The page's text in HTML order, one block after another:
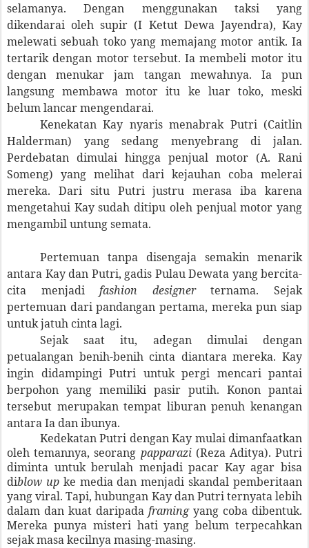
selamanya.Dengan menggunakan taksi yang
dikendarai oleh supir (I Ketut Dewa Jayendra), Kay
melewati sebuah toko yang memajang motor antik. Ia
tertarik dengan motor tersebut. Ia membeli motor itu
dengan menukar jam tangan mewahnya. Ia pun
langsung membawa motor itu ke luar toko, meski
belum lancar mengendarai.
Kenekatan Kay nyaris menabrak Putri (Caitlin
Halderman) yang sedang menyebrang di jalan.
Perdebatan dimulai hingga penjual motor (A. Rani
Someng) yang melihat dari kejauhan coba melerai
mereka. Dari situ Putri justru merasa iba karena
mengetahui Kay sudah ditipu oleh penjual motor yang
mengambil untung semata.
Pertemuan tanpa disengaja semakin menarik
antara Kay dan Putri, gadis Pulau Dewata yang bercita-
cita menjadifashion designerternama. Sejak
pertemuan dari pandangan pertama, mereka pun siap
untuk jatuh cinta lagi.
Sejak saat itu, adegan dimulai dengan
petualangan benih-benih cinta diantara mereka. Kay
ingin didampingi Putri untuk pergi mencari pantai
berpohon yang memiliki pasir putih. Konon pantai
tersebut merupakan tempat liburan penuh kenangan
antara Ia dan ibunya.
Kedekatan Putri dengan Kay mulai dimanfaatkan
oleh temannya,seorang papparazi(Reza Aditya). Putri
diminta untuk berulah menjadi pacar Kay agar bisa
diblow up ke media dan menjadi skandal pemberitaan
yang viral. Tapi, hubungan Kay dan Putri ternyata lebih
dalam dan kuat daripada framingyang coba dibentuk.
Mereka punya misteri hati yang belum terpecahkan
sejak masa kecilnya masing-masing.